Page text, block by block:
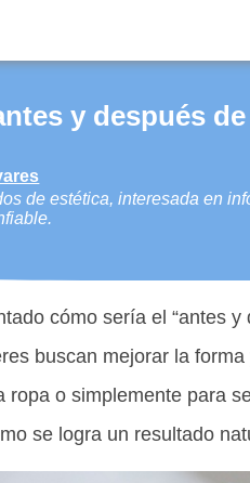
y después
de estética, interesada en
cómo sería el “antes y
buscan mejorar la
ropa o simplemente para
se logra un resultado